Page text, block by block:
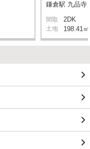
鎌倉駅 九品寺
間取 2DK
土地 198.41㎡